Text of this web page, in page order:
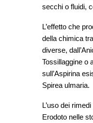
secchi o fluidi,
L’effetto che
della chimica
diverse,
Tossillaggine o
sull’Aspirina
Spirea ulmaria.
L’uso dei
Erodoto nelle